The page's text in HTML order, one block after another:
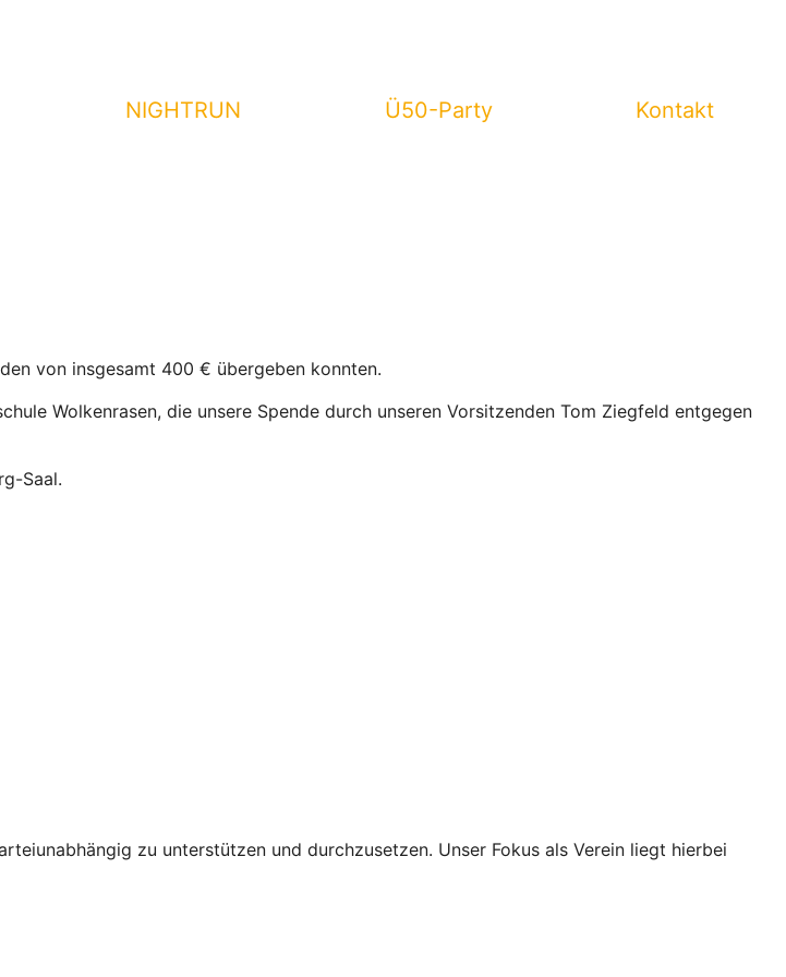
NIGHTRUN Ü50-Party Kontakt
von insgesamt 400 € übergeben konnten.
Wolkenrasen, die unsere Spende durch unseren Vorsitzenden Tom Ziegfeld entgegen
Saal.
zu unterstützen und durchzusetzen. Unser Fokus als Verein liegt hierbei